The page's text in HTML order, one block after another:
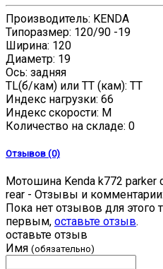
Производитель: KENDA
Типоразмер: 120/90 -19
Ширина: 120
Диаметр: 19
Ось: задняя
TL(б/кам) или TT (кам): TT
Индекс нагрузки: 66
Индекс скорости: M
Количество на складе: 0
Отзывов (0)
Мотошина Kenda k772 parker
rear - Отзывы и комментарии:
Пока нет отзывов для этого
первым, оставьте отзыв.
оставьте отзыв
Имя (обязательно)